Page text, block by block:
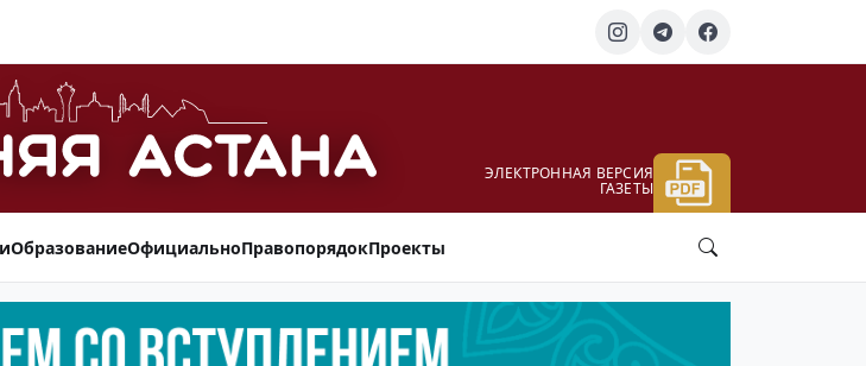
ЭЛЕКТРОННАЯ ВЕРСИЯ
ГАЗЕТЫ
ОбразованиеОфициальноПравопорядокПроекты